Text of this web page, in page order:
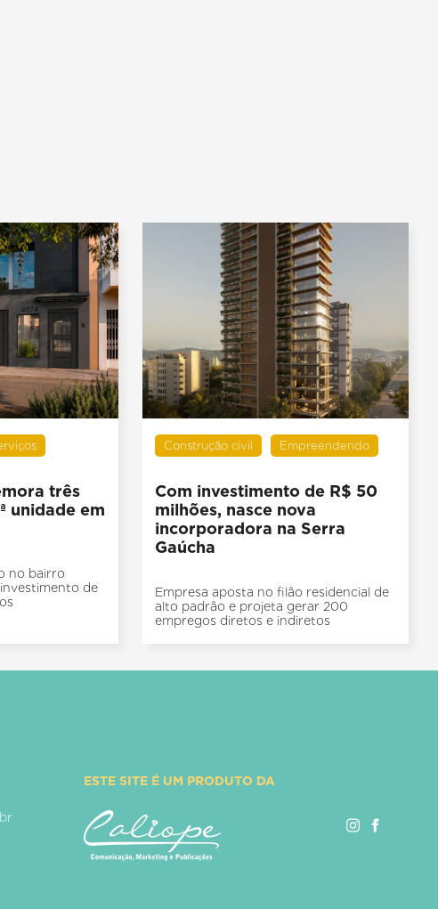
três
unidade em
no bairro
de
Construção civil Empreendendo
Com investimento de R$ 50
milhões, nasce nova
incorporadora na Serra
Gaúcha
Empresa aposta no filão residencial de
alto padrão e projeta gerar 200
empregos diretos e indiretos
ESTE SITE É UM PRODUTO DA